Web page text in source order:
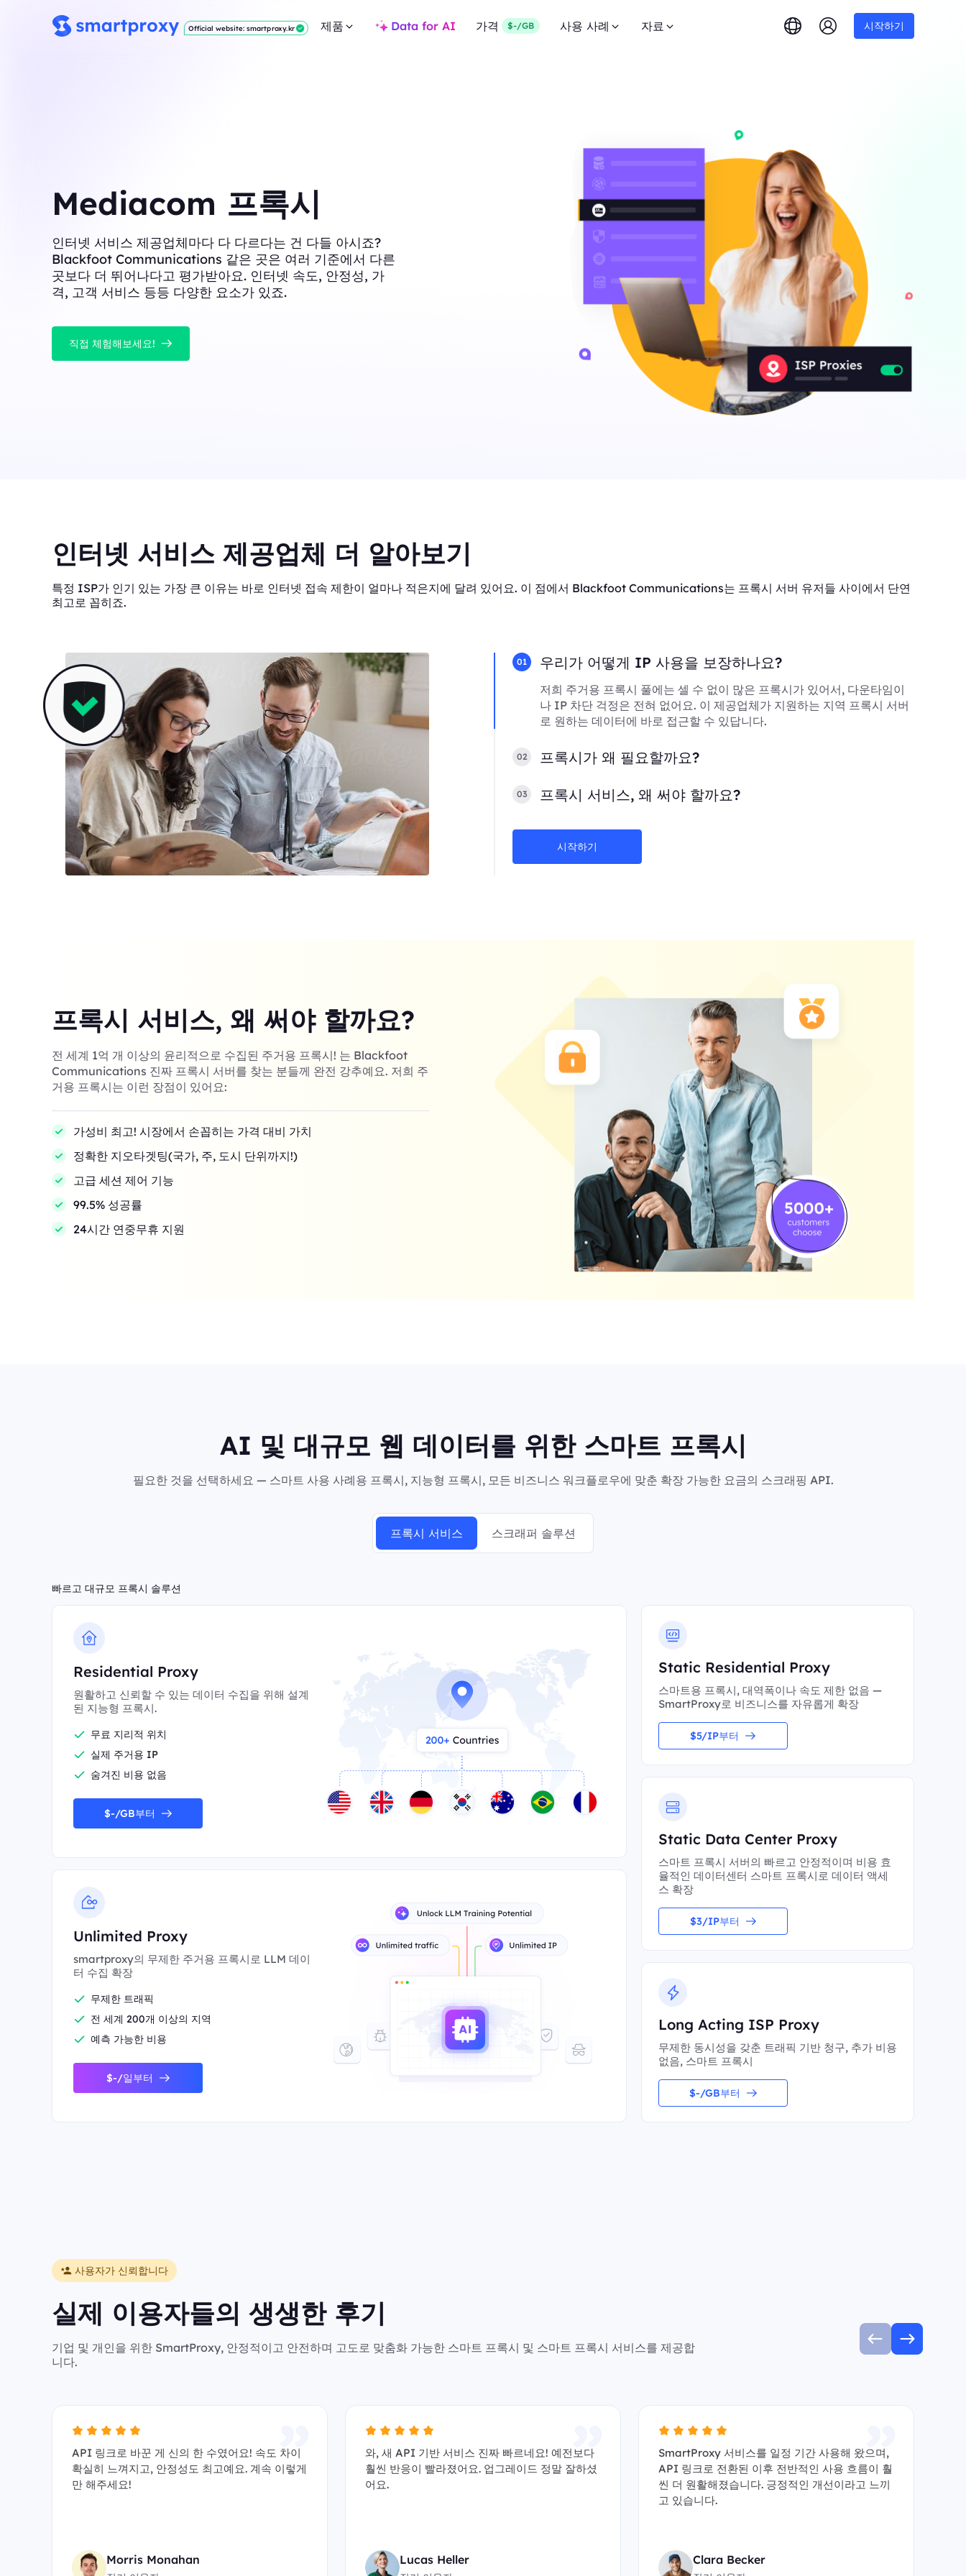
Official website: smartproxy.kr 제품 Data for AI 가격 $-/GB 사용 사례 자료 시작하기
Mediacom 프록시
인터넷 서비스 제공업체마다 다 다르다는 건 다들 아시죠?
Blackfoot Communications 같은 곳은 여러 기준에서 다른
곳보다 더 뛰어나다고 평가받아요. 인터넷 속도, 안정성, 가
격, 고객 서비스 등등 다양한 요소가 있죠.
직접 체험해보세요!
인터넷 서비스 제공업체 더 알아보기
특정 ISP가 인기 있는 가장 큰 이유는 바로 인터넷 접속 제한이 얼마나 적은지에 달려 있어요. 이 점에서 Blackfoot Communications는 프록시 서버 유저들 사이에서 단연
최고로 꼽히죠.
01 우리가 어떻게 IP 사용을 보장하나요?
저희 주거용 프록시 풀에는 셀 수 없이 많은 프록시가 있어서, 다운타임이
나 IP 차단 걱정은 전혀 없어요. 이 제공업체가 지원하는 지역 프록시 서버
로 원하는 데이터에 바로 접근할 수 있답니다.
02 프록시가 왜 필요할까요?
03 프록시 서비스, 왜 써야 할까요?
시작하기
프록시 서비스, 왜 써야 할까요?
전 세계 1억 개 이상의 윤리적으로 수집된 주거용 프록시! 는 Blackfoot
Communications 진짜 프록시 서버를 찾는 분들께 완전 강추예요. 저희 주
거용 프록시는 이런 장점이 있어요:
가성비 최고! 시장에서 손꼽히는 가격 대비 가치
정확한 지오타겟팅(국가, 주, 도시 단위까지!)
고급 세션 제어 기능
99.5% 성공률
24시간 연중무휴 지원
AI 및 대규모 웹 데이터를 위한 스마트 프록시
필요한 것을 선택하세요 — 스마트 사용 사례용 프록시, 지능형 프록시, 모든 비즈니스 워크플로우에 맞춘 확장 가능한 요금의 스크래핑 API.
프록시 서비스 스크래퍼 솔루션
빠르고 대규모 프록시 솔루션
Residential Proxy
원활하고 신뢰할 수 있는 데이터 수집을 위해 설계
된 지능형 프록시.
무료 지리적 위치
실제 주거용 IP
숨겨진 비용 없음
$-/GB부터
Unlimited Proxy
smartproxy의 무제한 주거용 프록시로 LLM 데이
터 수집 확장
무제한 트래픽
전 세계 200개 이상의 지역
예측 가능한 비용
$-/일부터
Static Residential Proxy
스마트용 프록시, 대역폭이나 속도 제한 없음 —
SmartProxy로 비즈니스를 자유롭게 확장
$5/IP부터
Static Data Center Proxy
스마트 프록시 서버의 빠르고 안정적이며 비용 효
율적인 데이터센터 스마트 프록시로 데이터 액세
스 확장
$3/IP부터
Long Acting ISP Proxy
무제한 동시성을 갖춘 트래픽 기반 청구, 추가 비용
없음, 스마트 프록시
$-/GB부터
사용자가 신뢰합니다
실제 이용자들의 생생한 후기
기업 및 개인을 위한 SmartProxy, 안정적이고 안전하며 고도로 맞춤화 가능한 스마트 프록시 및 스마트 프록시 서비스를 제공합
니다.
API 링크로 바꾼 게 신의 한 수였어요! 속도 차이
확실히 느껴지고, 안정성도 최고예요. 계속 이렇게
만 해주세요!
Morris Monahan
와, 새 API 기반 서비스 진짜 빠르네요! 예전보다
훨씬 반응이 빨라졌어요. 업그레이드 정말 잘하셨
어요.
Lucas Heller
SmartProxy 서비스를 일정 기간 사용해 왔으며,
API 링크로 전환된 이후 전반적인 사용 흐름이 훨
씬 더 원활해졌습니다. 긍정적인 개선이라고 느끼
고 있습니다.
Clara Becker